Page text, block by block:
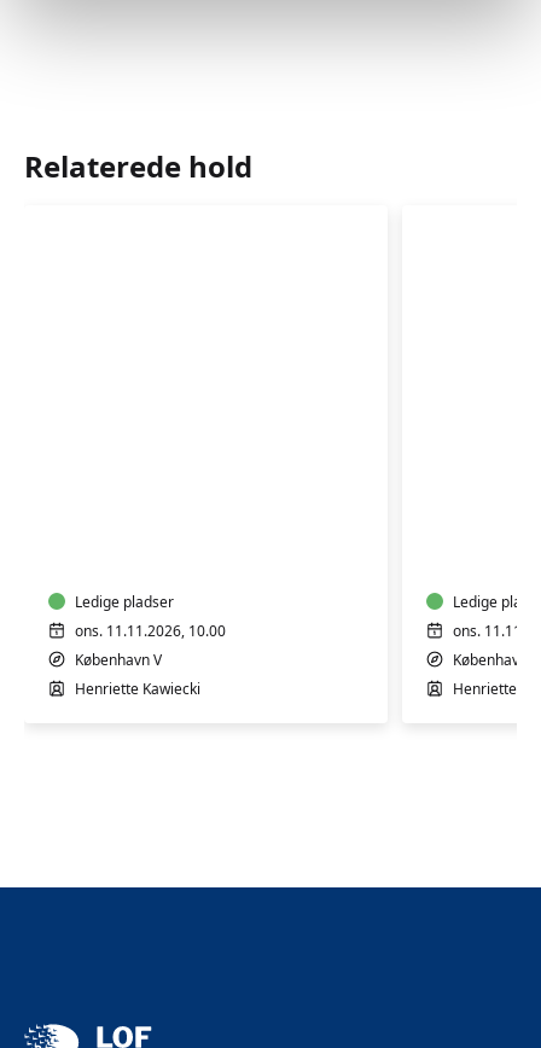
Relaterede hold
Ledige pladser
ons. 11.11.2026, 10.00
København V
Henriette Kawiecki
Ledige
ons.
København V
Henriette